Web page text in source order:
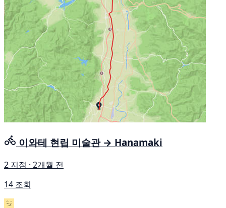
이와테 현립 미술관 → Hanamaki
2 지점 · 2개월 전
14 조회